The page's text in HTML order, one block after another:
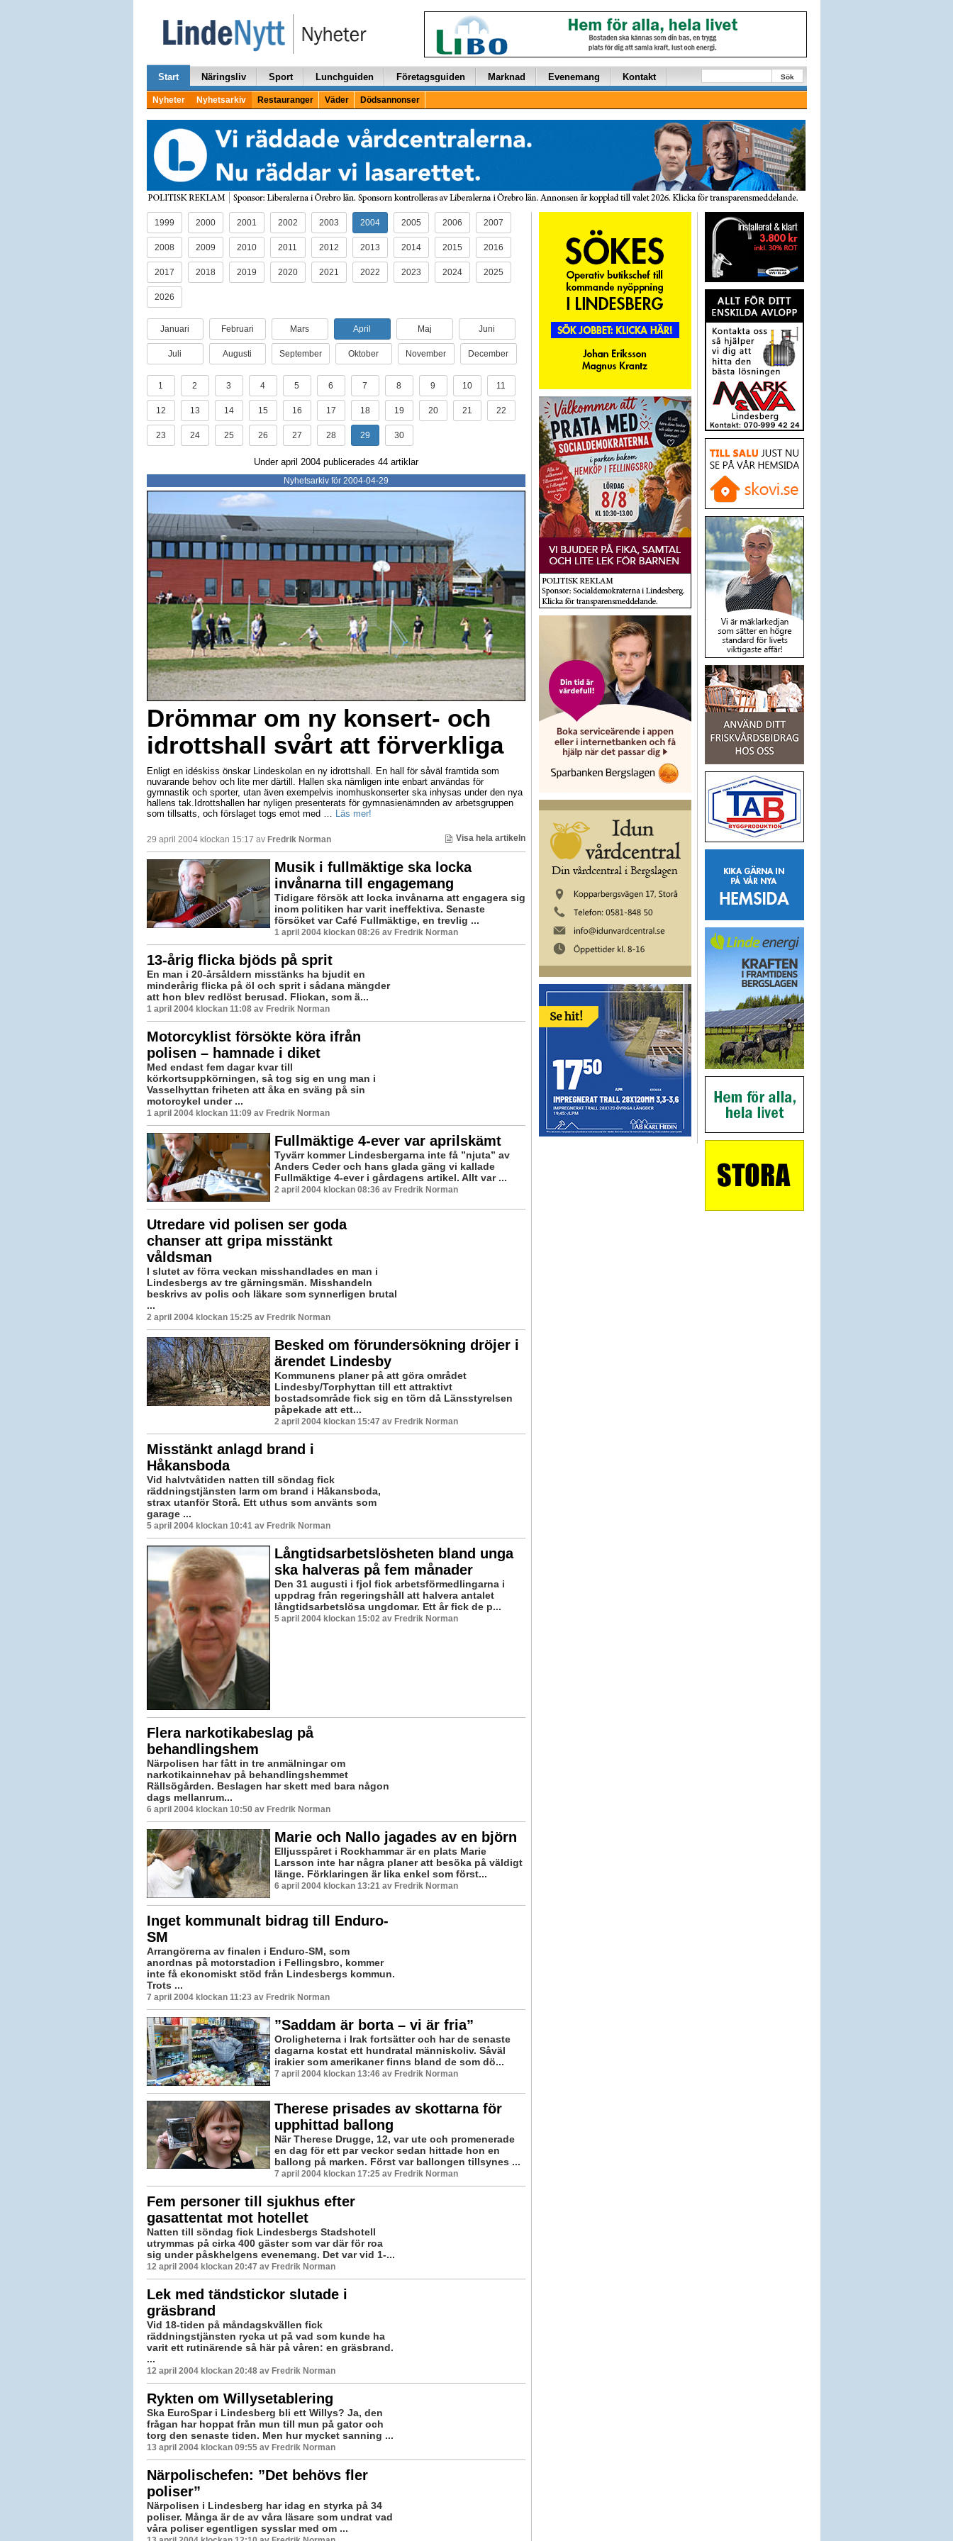
Start Näringsliv Sport Lunchguiden Företagsguiden Marknad Evenemang Kontakt Sök
Nyheter Nyhetsarkiv Restauranger Väder Dödsannonser
1999 2000 2001 2002 2003 2004 2005 2006 2007
2008 2009 2010 2011 2012 2013 2014 2015 2016
2017 2018 2019 2020 2021 2022 2023 2024 2025
2026
Januari Februari Mars April Maj Juni
Juli Augusti September Oktober November December
1 2 3 4 5 6 7 8 9 10 11
12 13 14 15 16 17 18 19 20 21 22
23 24 25 26 27 28 29 30
Under april 2004 publicerades 44 artiklar
Nyhetsarkiv för 2004-04-29
Drömmar om ny konsert- och
idrottshall svårt att förverkliga
Enligt en idéskiss önskar Lindeskolan en ny idrottshall. En hall för såväl framtida som
nuvarande behov och lite mer därtill. Hallen ska nämligen inte enbart användas för
gymnastik och sporter, utan även exempelvis inomhuskonserter ska inhysas under den nya
hallens tak.Idrottshallen har nyligen presenterats för gymnasienämnden av arbetsgruppen
som tillsatts, och förslaget togs emot med …
Läs mer!
29 april 2004 klockan 15:17 av Fredrik Norman Visa hela artikeln
Musik i fullmäktige ska locka
invånarna till engagemang
Tidigare försök att locka invånarna att engagera sig
inom politiken har varit ineffektiva. Senaste
försöket var Café Fullmäktige, en trevlig ...
1 april 2004 klockan 08:26 av Fredrik Norman
13-årig flicka bjöds på sprit
En man i 20-årsåldern misstänks ha bjudit en
minderårig flicka på öl och sprit i sådana mängder
att hon blev redlöst berusad. Flickan, som ä...
1 april 2004 klockan 11:08 av Fredrik Norman
Motorcyklist försökte köra ifrån
polisen – hamnade i diket
Med endast fem dagar kvar till
körkortsuppkörningen, så tog sig en ung man i
Vasselhyttan friheten att åka en sväng på sin
motorcykel under ...
1 april 2004 klockan 11:09 av Fredrik Norman
Fullmäktige 4-ever var aprilskämt
Tyvärr kommer Lindesbergarna inte få ”njuta” av
Anders Ceder och hans glada gäng vi kallade
Fullmäktige 4-ever i gårdagens artikel. Allt var ...
2 april 2004 klockan 08:36 av Fredrik Norman
Utredare vid polisen ser goda
chanser att gripa misstänkt
våldsman
I slutet av förra veckan misshandlades en man i
Lindesbergs av tre gärningsmän. Misshandeln
beskrivs av polis och läkare som synnerligen brutal
...
2 april 2004 klockan 15:25 av Fredrik Norman
Besked om förundersökning dröjer i
ärendet Lindesby
Kommunens planer på att göra området
Lindesby/Torphyttan till ett attraktivt
bostadsområde fick sig en törn då Länsstyrelsen
påpekade att ett...
2 april 2004 klockan 15:47 av Fredrik Norman
Misstänkt anlagd brand i
Håkansboda
Vid halvtvåtiden natten till söndag fick
räddningstjänsten larm om brand i Håkansboda,
strax utanför Storå. Ett uthus som använts som
garage ...
5 april 2004 klockan 10:41 av Fredrik Norman
Långtidsarbetslösheten bland unga
ska halveras på fem månader
Den 31 augusti i fjol fick arbetsförmedlingarna i
uppdrag från regeringshåll att halvera antalet
långtidsarbetslösa ungdomar. Ett år fick de p...
5 april 2004 klockan 15:02 av Fredrik Norman
Flera narkotikabeslag på
behandlingshem
Närpolisen har fått in tre anmälningar om
narkotikainnehav på behandlingshemmet
Rällsögården. Beslagen har skett med bara någon
dags mellanrum...
6 april 2004 klockan 10:50 av Fredrik Norman
Marie och Nallo jagades av en björn
Elljusspåret i Rockhammar är en plats Marie
Larsson inte har några planer att besöka på väldigt
länge. Förklaringen är lika enkel som först...
6 april 2004 klockan 13:21 av Fredrik Norman
Inget kommunalt bidrag till Enduro-
SM
Arrangörerna av finalen i Enduro-SM, som
anordnas på motorstadion i Fellingsbro, kommer
inte få ekonomiskt stöd från Lindesbergs kommun.
Trots ...
7 april 2004 klockan 11:23 av Fredrik Norman
”Saddam är borta – vi är fria”
Oroligheterna i Irak fortsätter och har de senaste
dagarna kostat ett hundratal människoliv. Såväl
irakier som amerikaner finns bland de som dö...
7 april 2004 klockan 13:46 av Fredrik Norman
Therese prisades av skottarna för
upphittad ballong
När Therese Drugge, 12, var ute och promenerade
en dag för ett par veckor sedan hittade hon en
ballong på marken. Först var ballongen tillsynes ...
7 april 2004 klockan 17:25 av Fredrik Norman
Fem personer till sjukhus efter
gasattentat mot hotellet
Natten till söndag fick Lindesbergs Stadshotell
utrymmas på cirka 400 gäster som var där för roa
sig under påskhelgens evenemang. Det var vid 1-...
12 april 2004 klockan 20:47 av Fredrik Norman
Lek med tändstickor slutade i
gräsbrand
Vid 18-tiden på måndagskvällen fick
räddningstjänsten rycka ut på vad som kunde ha
varit ett rutinärende så här på våren: en gräsbrand.
...
12 april 2004 klockan 20:48 av Fredrik Norman
Rykten om Willysetablering
Ska EuroSpar i Lindesberg bli ett Willys? Ja, den
frågan har hoppat från mun till mun på gator och
torg den senaste tiden. Men hur mycket sanning ...
13 april 2004 klockan 09:55 av Fredrik Norman
Närpolischefen: ”Det behövs fler
poliser”
Närpolisen i Lindesberg har idag en styrka på 34
poliser. Många är de av våra läsare som undrat vad
våra poliser egentligen sysslar med om ...